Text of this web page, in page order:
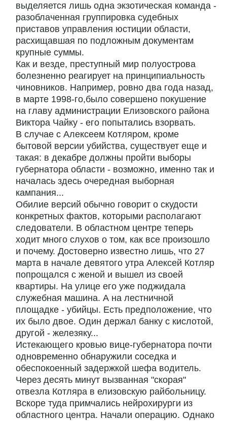
выделяется лишь одна экзотическая команда -
разоблаченная группировка судебных
приставов управления юстиции области,
расхищавшая по подложным документам
крупные суммы.
Как и везде, преступный мир полуострова
болезненно реагирует на принципиальность
чиновников. Например, ровно два года назад,
в марте 1998-го,было совершено покушение
на главу администрации Елизовского района
Виктора Чайку - его попытались взорвать.
В случае с Алексеем Котляром, кроме
бытовой версии убийства, существует еще и
такая: в декабре должны пройти выборы
губернатора области - возможно, именно так и
началась здесь очередная выборная
кампания...
Обилие версий обычно говорит о скудости
конкретных фактов, которыми располагают
следователи. В областном центре теперь
ходит много слухов о том, как все произошло
и почему. Достоверно известно лишь, что 27
марта в начале девятого утра Алексей Котляр
попрощался с женой и вышел из своей
квартиры. На улице его уже поджидала
служебная машина. А на лестничной
площадке - убийцы. Есть предположение, что
их было двое. Один держал банку с кислотой,
другой - железяку...
Истекающего кровью вице-губернатора почти
одновременно обнаружили соседка и
обеспокоенный задержкой шефа водитель.
Через десять минут вызванная "скорая"
отвезла Котляра в елизовскую райбольницу.
Вскоре туда примчались нейрохирурги из
областного центра. Начали операцию. Однако